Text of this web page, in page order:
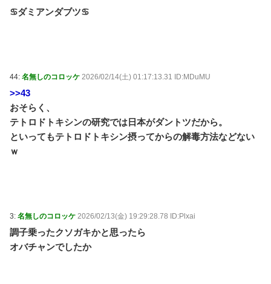
♋ダミアンダブツ♋
44: 名無しのコロッケ 2026/02/14(土) 01:17:13.31 ID:MDuMU
>>43
おそらく、
テトロドトキシンの研究では日本がダントツだから。
といってもテトロドトキシン摂ってからの解毒方法などない
ｗ
3: 名無しのコロッケ 2026/02/13(金) 19:29:28.78 ID:Plxai
調子乗ったクソガキかと思ったら
オバチャンでしたか